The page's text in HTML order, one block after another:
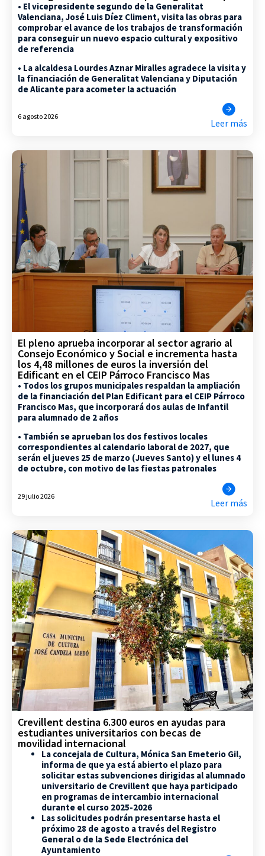
• El vicepresidente segundo de la Generalitat
Valenciana, José Luis Díez Climent, visita las obras para
comprobar el avance de los trabajos de transformación
para conseguir un nuevo espacio cultural y expositivo
de referencia
• La alcaldesa Lourdes Aznar Miralles agradece la visita y
la financiación de Generalitat Valenciana y Diputación
de Alicante para acometer la actuación
6 agosto 2026
Leer más
El pleno aprueba incorporar al sector agrario al
Consejo Económico y Social e incrementa hasta
los 4,48 millones de euros la inversión del
Edificant en el CEIP Párroco Francisco Mas
• Todos los grupos municipales respaldan la ampliación
de la financiación del Plan Edificant para el CEIP Párroco
Francisco Mas, que incorporará dos aulas de Infantil
para alumnado de 2 años
• También se aprueban los dos festivos locales
correspondientes al calendario laboral de 2027, que
serán el jueves 25 de marzo (Jueves Santo) y el lunes 4
de octubre, con motivo de las fiestas patronales
29 julio 2026
Leer más
Crevillent destina 6.300 euros en ayudas para
estudiantes universitarios con becas de
movilidad internacional
La concejala de Cultura, Mónica San Emeterio Gil,
informa de que ya está abierto el plazo para
solicitar estas subvenciones dirigidas al alumnado
universitario de Crevillent que haya participado
en programas de intercambio internacional
durante el curso 2025-2026
Las solicitudes podrán presentarse hasta el
próximo 28 de agosto a través del Registro
General o de la Sede Electrónica del
Ayuntamiento